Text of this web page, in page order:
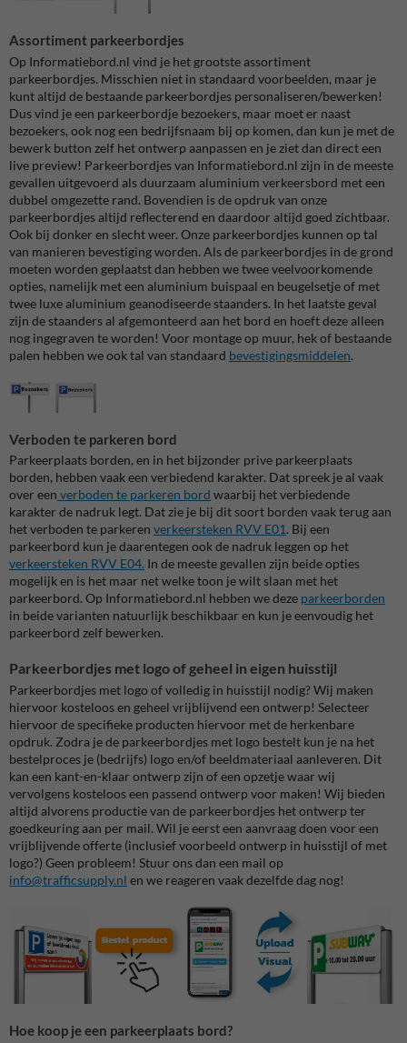
Assortiment parkeerbordjes
Op Informatiebord.nl vind je het grootste assortiment
parkeerbordjes. Misschien niet in standaard voorbeelden, maar je
kunt altijd de bestaande parkeerbordjes personaliseren/bewerken!
Dus vind je een parkeerbordje bezoekers, maar moet er naast
bezoekers, ook nog een bedrijfsnaam bij op komen, dan kun je met de
bewerk button zelf het ontwerp aanpassen en je ziet dan direct een
live preview! Parkeerbordjes van Informatiebord.nl zijn in de meeste
gevallen uitgevoerd als duurzaam aluminium verkeersbord met een
dubbel omgezette rand. Bovendien is de opdruk van onze
parkeerbordjes altijd reflecterend en daardoor altijd goed zichtbaar.
Ook bij donker en slecht weer. Onze parkeerbordjes kunnen op tal
van manieren bevestiging worden. Als de parkeerbordjes in de grond
moeten worden geplaatst dan hebben we twee veelvoorkomende
opties, namelijk met een aluminium buispaal en beugelsetje of met
twee luxe aluminium geanodiseerde staanders. In het laatste geval
zijn de staanders al afgemonteerd aan het bord en hoeft deze alleen
nog ingegraven te worden! Voor montage op muur, hek of bestaande
palen hebben we ook tal van standaard bevestigingsmiddelen.
Verboden te parkeren bord
Parkeerplaats borden, en in het bijzonder prive parkeerplaats
borden, hebben vaak een verbiedend karakter. Dat spreek je al vaak
over een verboden te parkeren bord waarbij het verbiedende
karakter de nadruk legt. Dat zie je bij dit soort borden vaak terug aan
het verboden te parkeren verkeersteken RVV E01. Bij een
parkeerbord kun je daarentegen ook de nadruk leggen op het
verkeersteken RVV E04. In de meeste gevallen zijn beide opties
mogelijk en is het maar net welke toon je wilt slaan met het
parkeerbord. Op Informatiebord.nl hebben we deze parkeerborden
in beide varianten natuurlijk beschikbaar en kun je eenvoudig het
parkeerbord zelf bewerken.
Parkeerbordjes met logo of geheel in eigen huisstijl
Parkeerbordjes met logo of volledig in huisstijl nodig? Wij maken
hiervoor kosteloos en geheel vrijblijvend een ontwerp! Selecteer
hiervoor de specifieke producten hiervoor met de herkenbare
opdruk. Zodra je de parkeerbordjes met logo bestelt kun je na het
bestelproces je (bedrijfs) logo en/of beeldmateriaal aanleveren. Dit
kan een kant-en-klaar ontwerp zijn of een opzetje waar wij
vervolgens kosteloos een passend ontwerp voor maken! Wij bieden
altijd alvorens productie van de parkeerbordjes het ontwerp ter
goedkeuring aan per mail. Wil je eerst een aanvraag doen voor een
vrijblijvende offerte (inclusief voorbeeld ontwerp in huisstijl of met
logo?) Geen probleem! Stuur ons dan een mail op
info@trafficsupply.nl en we reageren vaak dezelfde dag nog!
Hoe koop je een parkeerplaats bord?